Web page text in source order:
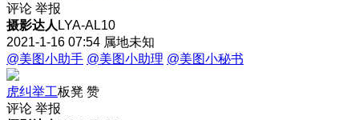
评论 举报
摄影达人 LYA-AL10
2021-1-16 07:54 属地未知
@美图小助手 @美图小助理 @美图小秘书
虎纠举工板凳 赞
评论 举报